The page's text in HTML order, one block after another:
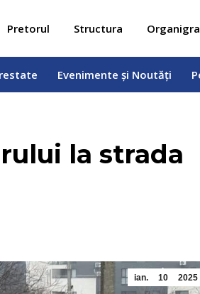
Pretorul Structura
Evenimente și Noutăți
la strada
ian. 10 2025
Evenimente și Noutăți